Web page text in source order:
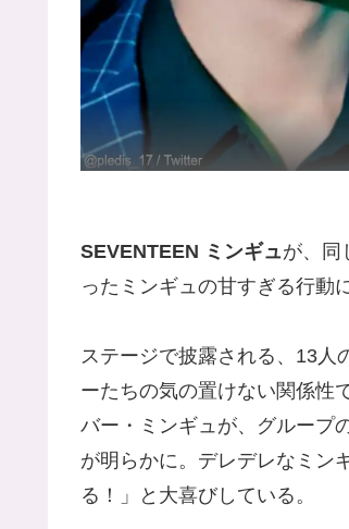
SEVENTEEN ミンギュが、同
ったミンギュの甘すぎる行動
ステージで披露される、13人
ーたちの気の置けない関係性
バー・ミンギュが、グループ
が明らかに。デレデレなミン
る！」と大喜びしている。